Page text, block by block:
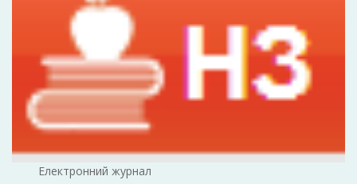
Електронний журнал